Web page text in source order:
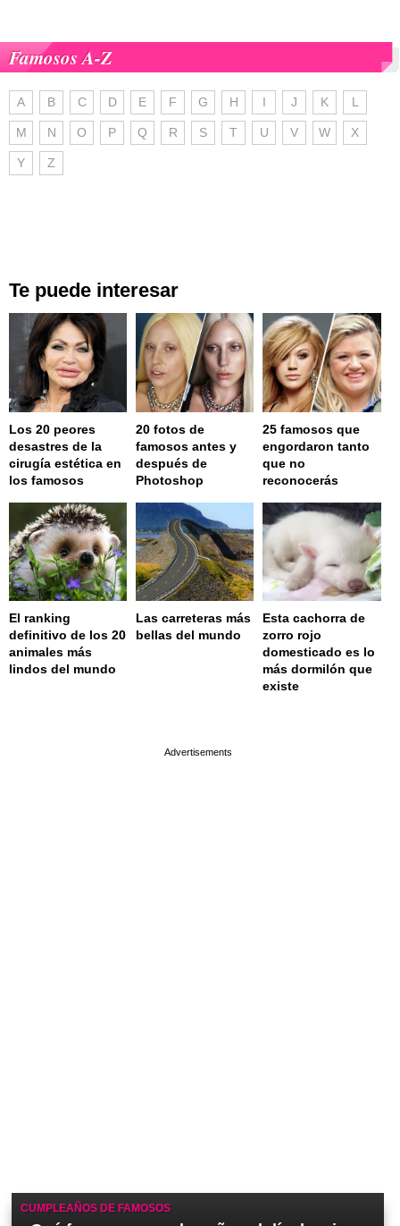
Famosos A-Z
A B C D E F G H I J K L
M N O P Q R S T U V W X
Y Z
Te puede interesar
Los 20 peores
desastres de la
cirugía estética en
los famosos
20 fotos de
famosos antes y
después de
Photoshop
25 famosos que
engordaron tanto
que no
reconocerás
El ranking
definitivo de los 20
animales más
lindos del mundo
Las carreteras más
bellas del mundo
Esta cachorra de
zorro rojo
domesticado es lo
más dormilón que
existe
CUMPLEAÑOS DE FAMOSOS